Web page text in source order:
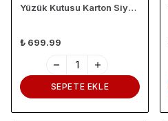
Yüzük Kutusu Karton Siyah-4*5*3cm (78ADET)
₺ 699.99
SEPETE EKLE